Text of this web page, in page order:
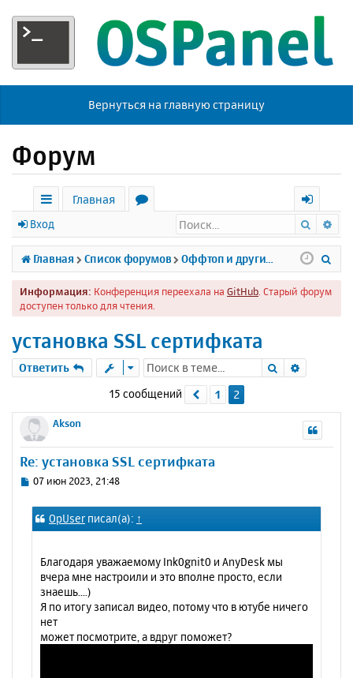
Вернуться на главную страницу
Форум
с
ы
л
к
Главная
р
у
м
х
о
д
Вход Поиск
Главная Список форумов
Информация: Конференция переехала на GitHub . Старый форум
доступен только для чтения.
установка SSL сертифката
Ответить Поиск
15 сообщений Пред.
1 2
Akson
Re: установка SSL сертифката
С
о
б
07 июн 2023, 21:48
OpUser писал(а): ↑
Благодаря уважаемому Ink0gnit0 и AnyDesk мы
вчера мне настроили и это вполне просто, если
знаешь....)
Я по итогу записал видео, потому что в ютубе ничего
нет
может посмотрите, а вдруг поможет?